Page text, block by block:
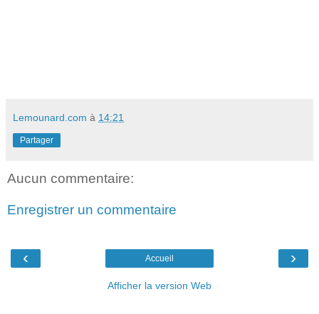
Lemounard.com à 14:21
Partager
Aucun commentaire:
Enregistrer un commentaire
‹ ›
Accueil
Afficher la version Web